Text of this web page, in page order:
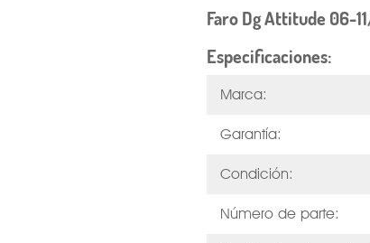
Faro Dg Attitude 06-
Especificaciones:
Marca:
Garantía:
Condición:
Número de parte: